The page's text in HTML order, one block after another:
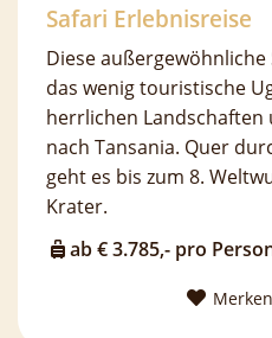
Safari Erlebnisreise
Diese
das wenig touristische
herrlichen Landschaften
nach Tansania. Quer
geht es bis zum 8.
Krater.
ab € 3.785,- pro
Merken